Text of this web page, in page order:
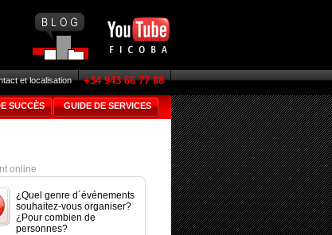
et localisation +34 943 66 77 88
SUCCÈS GUIDE DE SERVICES
online
¿Quel genre d´événements
souhaitez-vous organiser?
¿Pour combien de
personnes?